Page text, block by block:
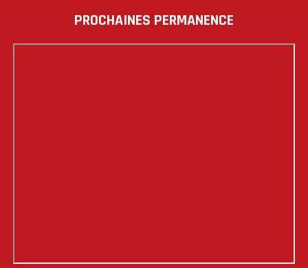
PROCHAINES PERMANENCE